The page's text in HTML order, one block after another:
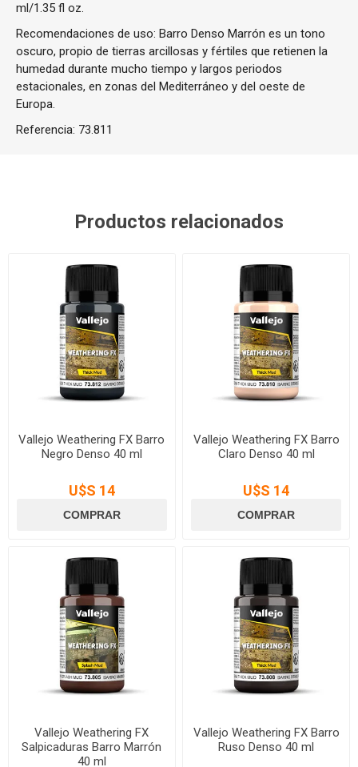
ml/1.35 fl oz.
Recomendaciones de uso: Barro Denso Marrón es un tono
oscuro, propio de tierras arcillosas y fértiles que retienen la
humedad durante mucho tiempo y largos periodos
estacionales, en zonas del Mediterráneo y del oeste de
Europa.
Referencia: 73.811
Productos relacionados
Vallejo Weathering FX Barro
Negro Denso 40 ml
U$S 14
Vallejo Weathering FX Barro
Claro Denso 40 ml
U$S 14
Vallejo Weathering FX
Salpicaduras Barro Marrón
40 ml
Vallejo Weathering FX Barro
Ruso Denso 40 ml